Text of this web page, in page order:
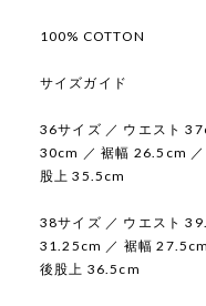
100% COTTON
サイズガイド
36サイズ ／ ウエスト
30cm ／ 裾幅 26.5cm
股上 35.5cm
38サイズ ／ ウエスト
31.25cm ／ 裾幅
後股上 36.5cm